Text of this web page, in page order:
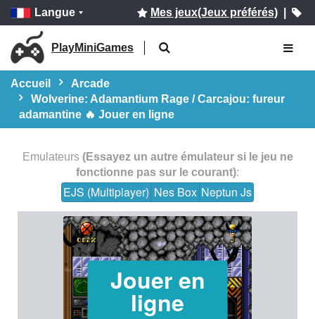
Langue Mes jeux(Jeux préférés)|
PlayMiniGames
Accueil
Arcade
Wolverine: Adamantium Rage / Carcajou: fureur
adamantine 🔥 Jouer en ligne
Emulateurs (Essayez un autre émulateur si le jeu ne
fonctionne pas sur le courant):
EJS (Multiplayer) Nes Box Neptun Js
Jouer en
ligne